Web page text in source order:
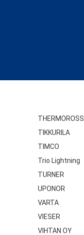
THERMOROSSI
TIKKURILA
TIMCO
Trio Lightning
TURNER
UPONOR
VARTA
VIESER
VIHTAN OY